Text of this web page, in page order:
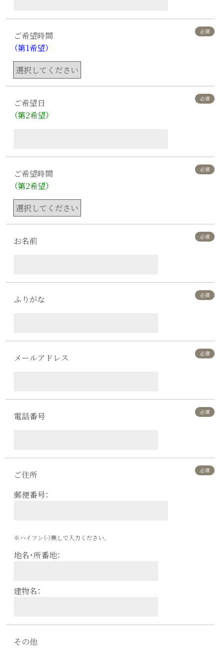
ご希望時間
（第1希望）
ご希望日
（第2希望）
ご希望時間
（第2希望）
お名前
ふりがな
メールアドレス
電話番号
ご住所
郵便番号：
※ハイフン（-）無しで入力ください。
地名・所番地：
建物名：
その他